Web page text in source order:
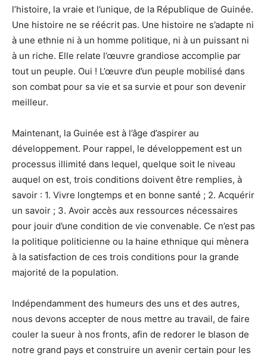
l’histoire, la vraie et l’unique, de la République de Guinée.
Une histoire ne se réécrit pas. Une histoire ne s’adapte ni
à une ethnie ni à un homme politique, ni à un puissant ni
à un riche. Elle relate l’œuvre grandiose accomplie par
tout un peuple. Oui ! L’œuvre d’un peuple mobilisé dans
son combat pour sa vie et sa survie et pour son devenir
meilleur.
Maintenant, la Guinée est à l’âge d’aspirer au
développement. Pour rappel, le développement est un
processus illimité dans lequel, quelque soit le niveau
auquel on est, trois conditions doivent être remplies, à
savoir : 1. Vivre longtemps et en bonne santé ; 2. Acquérir
un savoir ; 3. Avoir accès aux ressources nécessaires
pour jouir d’une condition de vie convenable. Ce n’est pas
la politique politicienne ou la haine ethnique qui mènera
à la satisfaction de ces trois conditions pour la grande
majorité de la population.
Indépendamment des humeurs des uns et des autres,
nous devons accepter de nous mettre au travail, de faire
couler la sueur à nos fronts, afin de redorer le blason de
notre grand pays et construire un avenir certain pour les